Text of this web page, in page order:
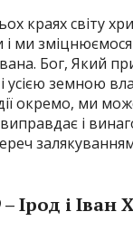
краях світу
ми зміцнюємося
Бог, Який
усією земною
окремо, ми
і
Ірод і Іван